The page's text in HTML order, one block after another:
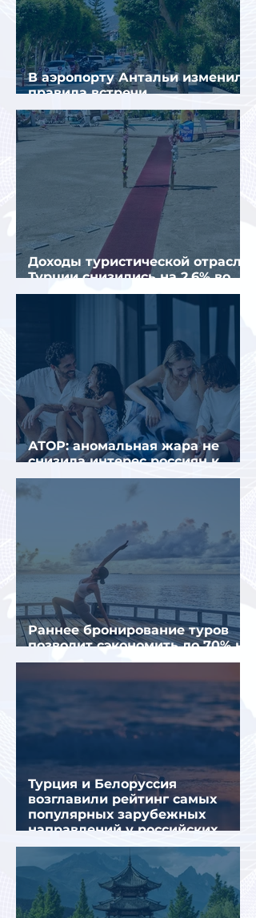
В аэропорту Антальи изменили
правила встречи
организованных туристов
Доходы туристической отрасли
Турции снизились на 2,6% во
втором квартале 2026 года
АТОР: аномальная жара не
снизила интерес россиян к
летнему отдыху в Европе
Раннее бронирование туров
позволит сэкономить до 70% на
летнем отдыхе — АТОР
Турция и Белоруссия
возглавили рейтинг самых
популярных зарубежных
направлений у российских
туристов летом